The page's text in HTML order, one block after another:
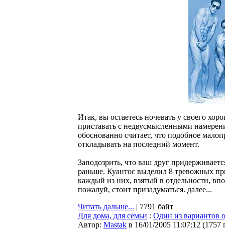
Итак, вы остаетесь ночевать у своего
приставать с недвусмысленными
обоснованно считает, что подобное
откладывать на последний момент.
Заподозрить, что ваш друг
раньше. Куантос выделил 8 тревожных
каждый из них, взятый в отдельности,
пожалуй, стоит призадуматься. далее...
Читать дальше... | 7791 байт
Для дома, для семьи : Один из вариантов
Автор: Мastak в 16/01/2005 11:07:12 (1757